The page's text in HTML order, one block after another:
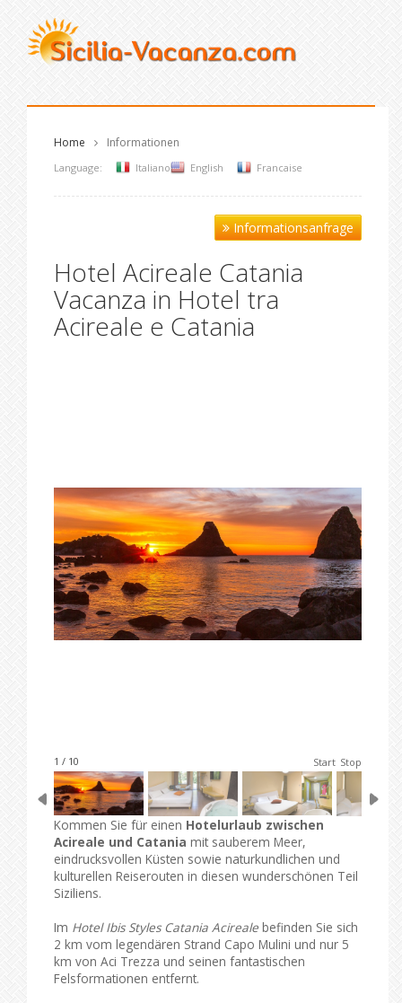
Home Informationen
Language: Italiano English Francaise
Informationsanfrage
Hotel Acireale Catania
Vacanza in Hotel tra
Acireale e Catania
1 / 10 Start Stop
Kommen Sie für einen Hotelurlaub zwischen
Acireale und Catania mit sauberem Meer,
eindrucksvollen Küsten sowie naturkundlichen und
kulturellen Reiserouten in diesen wunderschönen Teil
Siziliens.
Im Hotel Ibis Styles Catania Acireale befinden Sie sich
2 km vom legendären Strand Capo Mulini und nur 5
km von Aci Trezza und seinen fantastischen
Felsformationen entfernt.